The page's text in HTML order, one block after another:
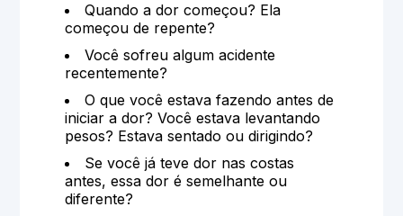
Quando a dor começou? Ela
começou de repente?
Você sofreu algum acidente
recentemente?
O que você estava fazendo antes de
iniciar a dor? Você estava levantando
pesos? Estava sentado ou dirigindo?
Se você já teve dor nas costas
antes, essa dor é semelhante ou
diferente?